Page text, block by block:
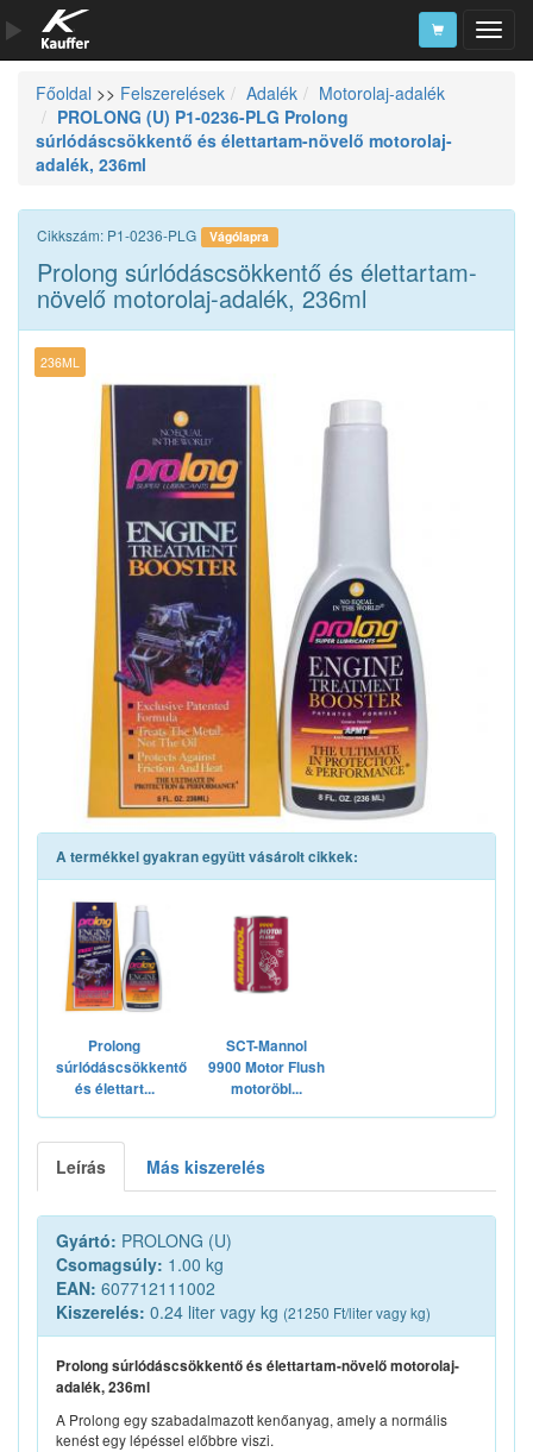
Szerszámkatalógus
Kosár
Főoldal >> Felszerelések Adalék
Motorolaj-adalék
PROLONG (U) P1-0236-PLG Prolong
súrlódáscsökkentő és élettartam-növelő motorolaj-
adalék, 236ml
Cikkszám: P1-0236-PLG Vágólapra
Prolong súrlódáscsökkentő és élettartam-
növelő motorolaj-adalék, 236ml
236ML
A termékkel gyakran együtt vásárolt cikkek:
Prolong
súrlódáscsökkentő
és élettart...
SCT-Mannol
9900 Motor Flush
motoröbl...
Leírás Más kiszerelés
Gyártó: PROLONG (U)
Csomagsúly: 1.00 kg
EAN: 607712111002
Kiszerelés: 0.24 liter vagy kg (21250 Ft/liter vagy kg)
Prolong súrlódáscsökkentő és élettartam-növelő motorolaj-
adalék, 236ml
A Prolong egy szabadalmazott kenőanyag, amely a normális
kenést egy lépéssel előbbre viszi.